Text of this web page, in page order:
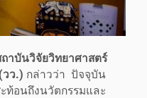
ถาบันวิจัยวิทยาศาสตร์
วว.) กล่าวว่า ปัจจุบัน
ท้อนถึงนวัตกรรมและ